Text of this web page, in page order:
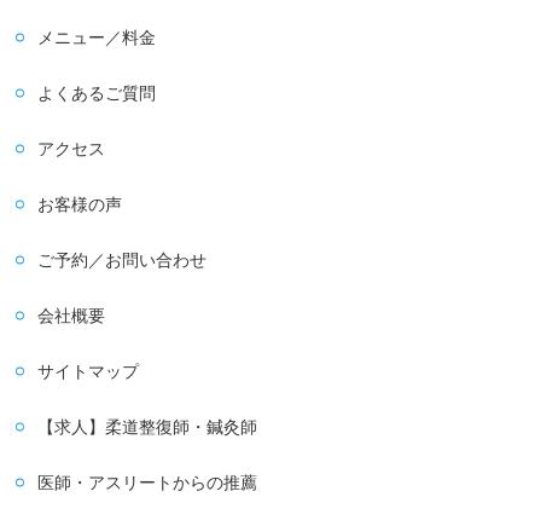
メニュー／料金
よくあるご質問
アクセス
お客様の声
ご予約／お問い合わせ
会社概要
サイトマップ
【求人】柔道整復師・鍼灸師
医師・アスリートからの推薦